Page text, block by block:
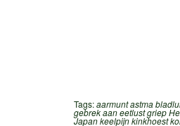
Tags:aarmuntastma
gebrek aan eetlustgriep
Japankeelpijnkinkhoest